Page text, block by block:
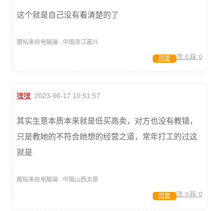
这个就是自己没有看清楚的了
跟帖来自电脑端 · 中国浙江嘉兴
顶: 0 踩: 0
回复
嘿嘿 2023-06-17 10:51:57
其实生意本质本来就是低买高卖，对方也没有教错，
只是教她的不符合她想的经营之道，常年打工的过这
就是
跟帖来自电脑端 · 中国山西太原
顶: 0 踩: 0
回复